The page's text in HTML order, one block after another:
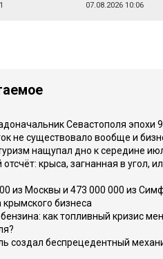
07.08.2026 10:06
Севастополя эпохи
не существовало вообще и
нащупал дно к середине
крыса, загнанная в угол,
из Москвы и 473 000 000 из
бизнеса
бензина: как топливный кризис
создал беспрецедентный